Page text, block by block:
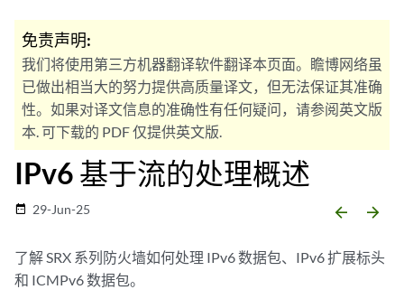
免责声明:
我们将使用第三方机器翻译软件翻译本页面。瞻博网络虽
已做出相当大的努力提供高质量译文，但无法保证其准确
性。如果对译文信息的准确性有任何疑问，请参阅英文版
本. 可下载的 PDF 仅提供英文版.
IPv6 基于流的处理概述
date_range 29-Jun-25 arrow_backward arrow_forward
了解 SRX 系列防火墙如何处理 IPv6 数据包、IPv6 扩展标头
和 ICMPv6 数据包。